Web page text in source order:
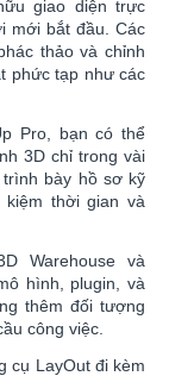
giao diện trực
mới bắt đầu. Các
thảo và chỉnh
phức tạp như các
Pro, bạn có thể
3D chỉ trong vài
bày hồ sơ kỹ
thời gian và
Warehouse và
hình, plugin, và
thêm đối tượng
công việc.
cụ LayOut đi kèm